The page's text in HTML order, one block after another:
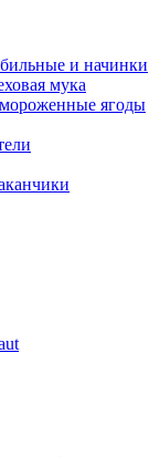
и начинки
мука
ягоды